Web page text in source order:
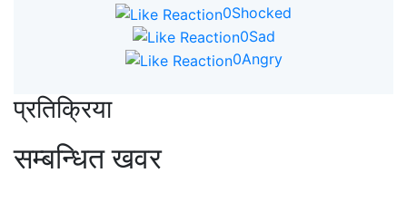
0Shocked
0Sad
0Angry
प्रतिक्रिया
सम्बन्धित खवर